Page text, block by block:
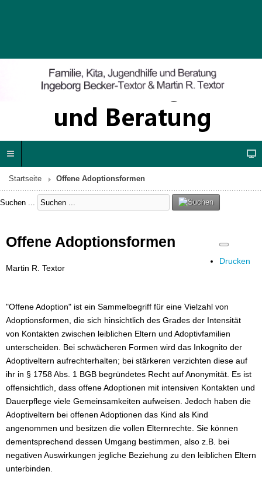
Startseite Offene Adoptionsformen
Suchen ...
Drucken
Offene Adoptionsformen
Martin R. Textor
"Offene Adoption" ist ein Sammelbegriff für eine Vielzahl von
Adoptionsformen, die sich hinsichtlich des Grades der Intensität
von Kontakten zwischen leiblichen Eltern und Adoptivfamilien
unterscheiden. Bei schwächeren Formen wird das Inkognito der
Adoptiveltern aufrechterhalten; bei stärkeren verzichten diese auf
ihr in § 1758 Abs. 1 BGB begründetes Recht auf Anonymität. Es ist
offensichtlich, dass offene Adoptionen mit intensiven Kontakten und
Dauerpflege viele Gemeinsamkeiten aufweisen. Jedoch haben die
Adoptiveltern bei offenen Adoptionen das Kind als Kind
angenommen und besitzen die vollen Elternrechte. Sie können
dementsprechend dessen Umgang bestimmen, also z.B. bei
negativen Auswirkungen jegliche Beziehung zu den leiblichen Eltern
unterbinden.